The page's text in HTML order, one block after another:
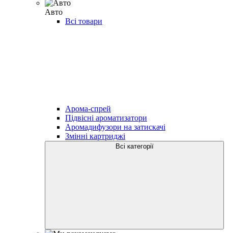
Авто
Всі товари
Арома-спрей
Підвісні ароматизатори
Аромадифузори на затискачі
Змінні картриджі
Всі категорії